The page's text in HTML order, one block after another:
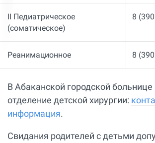
II Педиатрическое
(соматическое)
8
Реанимационное 8
В Абаканской городской больнице
отделение детской хирургии:
информация.
Свидания родителей с детьми